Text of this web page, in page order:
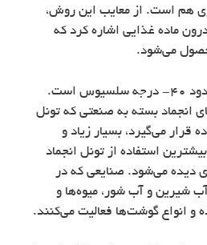
هم است. از معایب این روش،
ماده غذایی اشاره کرد که
می‌شود.
دما در تونل انجماد در حدود ۴۰- درجه سلسیوس است.
انجماد بسته به صنعتی که تونل
قرار می‌گیرد، بسیار زیاد و
استفاده از تونل انجماد
دیده می‌شود. صنایعی که در
شیرین و آب شور، میوه‌ها و
انواع گوشت‌ها فعالیت می‌کنند.